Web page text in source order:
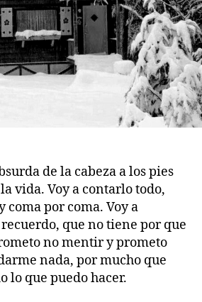
de la cabeza a los pies
vida. Voy a contarlo todo,
coma por coma. Voy a
que no tiene por que
no mentir y prometo
nada, por mucho que
lo que puedo hacer.